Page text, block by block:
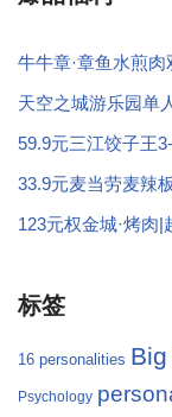
牛牛章·章鱼水煎
天空之城游乐园单
59.9元三江饺子王
33.9元麦当劳麦辣
123元权金城·烤肉|
标签
16 personalities
Psychology